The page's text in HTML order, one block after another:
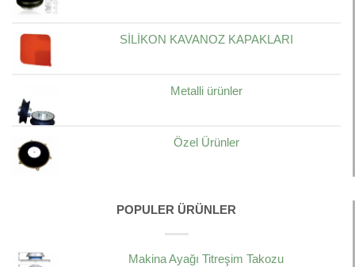
SİLİKON KAVANOZ KAPAKLARI
Metalli ürünler
Özel Ürünler
POPULER ÜRÜNLER
Makina Ayağı Titreşim Takozu